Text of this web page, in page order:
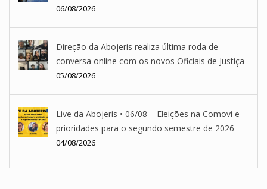
06/08/2026
Direção da Abojeris realiza última roda de
conversa online com os novos Oficiais de Justiça
05/08/2026
Live da Abojeris • 06/08 – Eleições na Comovi e
prioridades para o segundo semestre de 2026
04/08/2026